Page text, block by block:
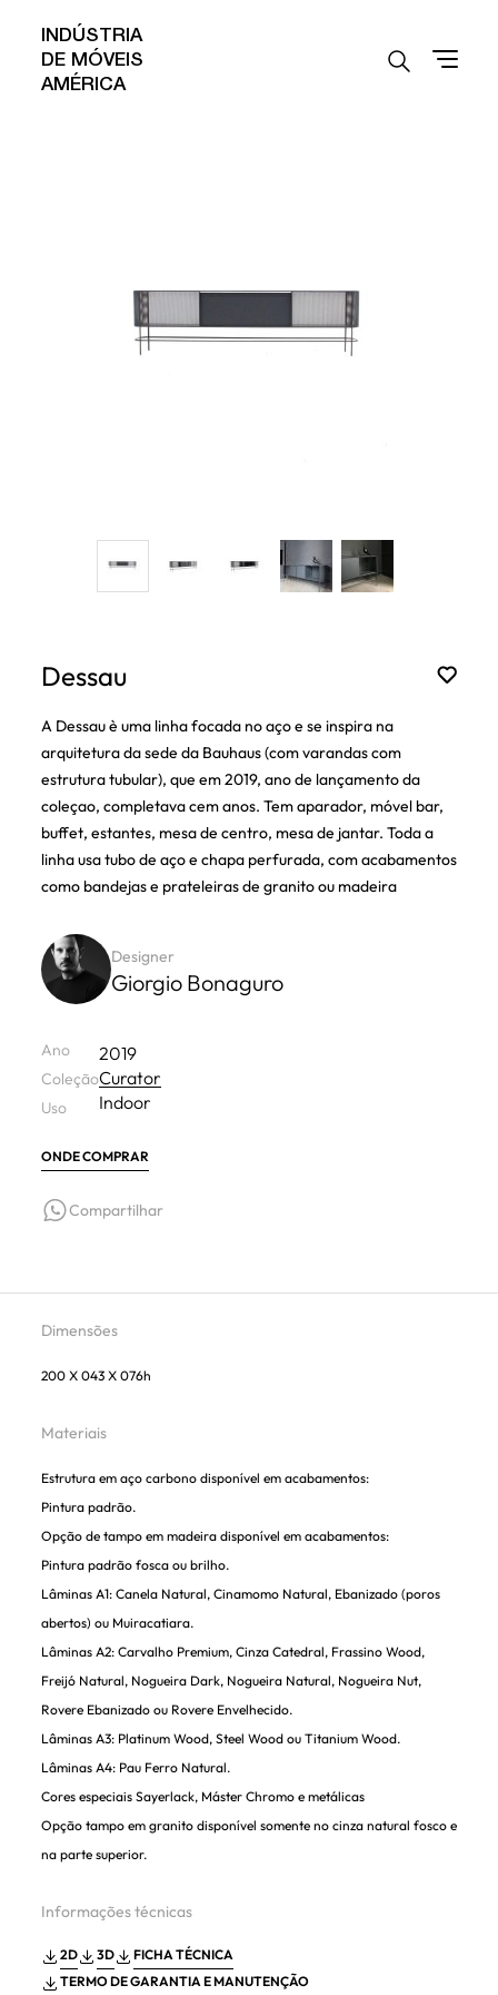
INDÚSTRIA
DE MÓVEIS
AMÉRICA
Dessau
A Dessau è uma linha focada no aço e se inspira na
arquitetura da sede da Bauhaus (com varandas com
estrutura tubular), que em 2019, ano de lançamento da
coleçao, completava cem anos. Tem aparador, móvel bar,
buffet, estantes, mesa de centro, mesa de jantar. Toda a
linha usa tubo de aço e chapa perfurada, com acabamentos
como bandejas e prateleiras de granito ou madeira
Designer
Giorgio Bonaguro
Ano
Coleção
Uso
2019
Curator
Indoor
ONDE COMPRAR
Compartilhar
Dimensões
200 X 043 X 076h
Materiais
Estrutura em aço carbono disponível em acabamentos:
Pintura padrão.
Opção de tampo em madeira disponível em acabamentos:
Pintura padrão fosca ou brilho.
Lâminas A1: Canela Natural, Cinamomo Natural, Ebanizado (poros
abertos) ou Muiracatiara.
Lâminas A2: Carvalho Premium, Cinza Catedral, Frassino Wood,
Freijó Natural, Nogueira Dark, Nogueira Natural, Nogueira Nut,
Rovere Ebanizado ou Rovere Envelhecido.
Lâminas A3: Platinum Wood, Steel Wood ou Titanium Wood.
Lâminas A4: Pau Ferro Natural.
Cores especiais Sayerlack, Máster Chromo e metálicas
Opção tampo em granito disponível somente no cinza natural fosco e
na parte superior.
Informações técnicas
2D 3D
FICHA TÉCNICA
TERMO DE GARANTIA E MANUTENÇÃO